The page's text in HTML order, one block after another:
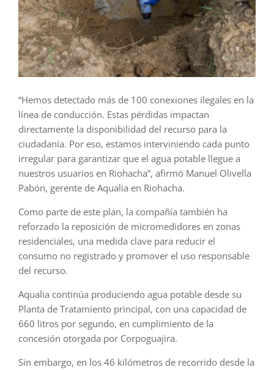
“Hemos detectado más de 100 conexiones ilegales en la
línea de conducción. Estas pérdidas impactan
directamente la disponibilidad del recurso para la
ciudadanía. Por eso, estamos interviniendo cada punto
irregular para garantizar que el agua potable llegue a
nuestros usuarios en Riohacha”, afirmó Manuel Olivella
Pabón, gerente de Aqualia en Riohacha.
Como parte de este plan, la compañía también ha
reforzado la reposición de micromedidores en zonas
residenciales, una medida clave para reducir el
consumo no registrado y promover el uso responsable
del recurso.
Aqualia continúa produciendo agua potable desde su
Planta de Tratamiento principal, con una capacidad de
660 litros por segundo, en cumplimiento de la
concesión otorgada por Corpoguajira.
Sin embargo, en los 46 kilómetros de recorrido desde la